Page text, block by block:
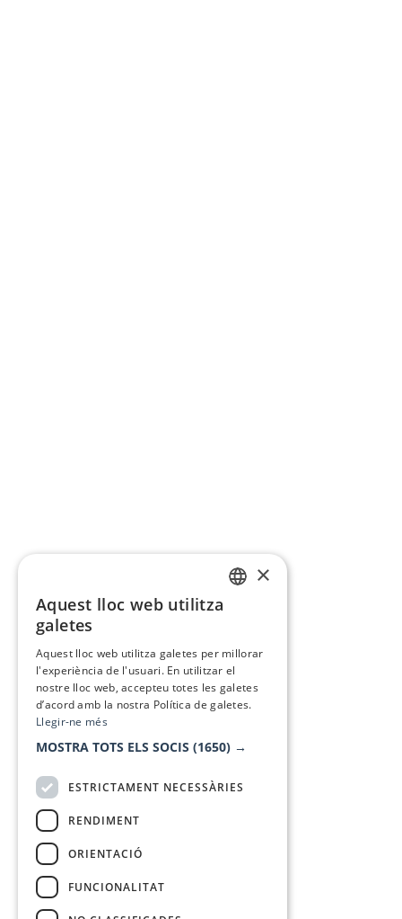
×
Aquest lloc web utilitza
galetes
Aquest lloc web utilitza galetes per millorar
l'experiència de l'usuari. En utilitzar el
nostre lloc web, accepteu totes les galetes
d’acord amb la nostra Política de galetes.
Llegir-ne més
MOSTRA TOTS ELS SOCIS (1650) →
ESTRICTAMENT NECESSÀRIES
RENDIMENT
ORIENTACIÓ
FUNCIONALITAT